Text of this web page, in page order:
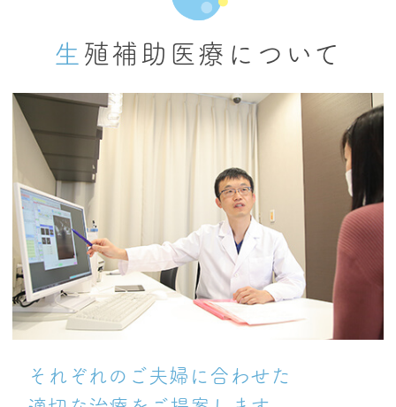
生殖補助医療について
それぞれのご夫婦に合わせた